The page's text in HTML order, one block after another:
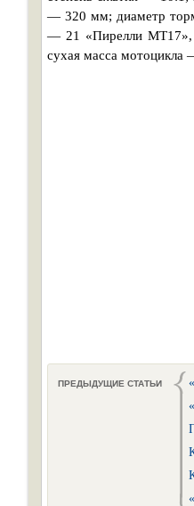
— 320 мм; диаметр
— 21 «Пирелли МТ17»,
сухая масса мотоцикла
ПРЕДЫДУЩИЕ СТАТЬИ